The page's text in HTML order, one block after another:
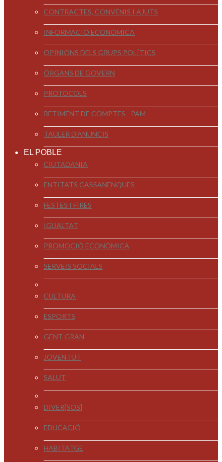
CONTRACTES, CONVENIS I AJUTS
INFORMACIÓ ECONÒMICA
OPINIONS DELS GRUPS POLÍTICS
ÒRGANS DE GOVERN
PROTOCOLS
RETIMENT DE COMPTES - PAM
TAULER D'ANUNCIS
EL POBLE
CIUTADANIA
ENTITATS CASSANENQUES
FESTES I FIRES
IGUALTAT
PROMOCIÓ ECONÒMICA
SERVEIS SOCIALS
CULTURA
ESPORTS
GENT GRAN
JOVENTUT
SALUT
DIVER[SOS]
EDUCACIÓ
HABITATGE